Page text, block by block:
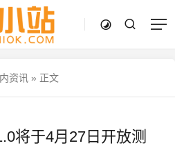
资讯 » 正文
将于4月27日开放测